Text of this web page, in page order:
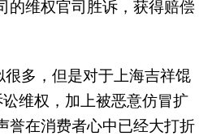
的维权官司胜诉，获得赔偿
多，但是对于上海吉祥馄
维权，加上被恶意仿冒扩
誉在消费者心中已经大打折